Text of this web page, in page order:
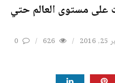
ظهرت على مستوى العالم حتي
626
0